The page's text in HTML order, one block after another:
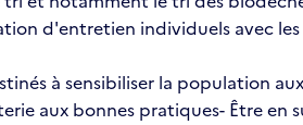
d'entretien individuels avec
à sensibiliser la population
aux bonnes pratiques- Être en